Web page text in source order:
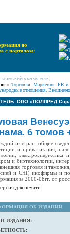
по
с порталом:
указатель:
» Торговля. Маркетинг. PR и
отношения.
ООО «ПОЛПРЕД
6 томов
из стран: общие
и приватизация,
и биотехнологии,
внешняя торговля и
и СНГ, инофирмы и
за 2000-08гг. от
для печати
ОБ ИЗДАНИИ
ИЗДАНИЯ: